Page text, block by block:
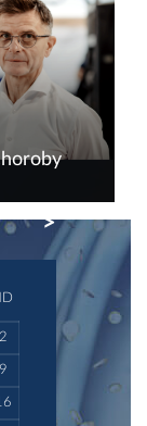
(OA)
jest
W
NEXT
2
9